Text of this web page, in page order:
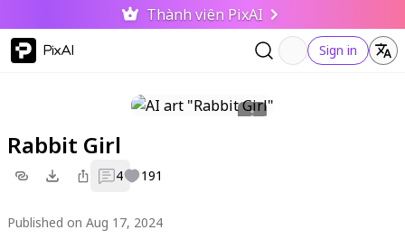
Thành viên PixAI
PixAI Sign in
Rabbit Girl
4 191
Published on Aug 17, 2024